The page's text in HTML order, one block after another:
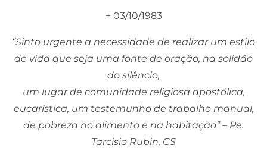
+ 03/10/1983
“Sinto urgente a necessidade de realizar um estilo
de vida que seja uma fonte de oração, na solidão
do silêncio,
um lugar de comunidade religiosa apostólica,
eucarística, um testemunho de trabalho manual,
de pobreza no alimento e na habitação” – Pe.
Tarcisio Rubin, CS